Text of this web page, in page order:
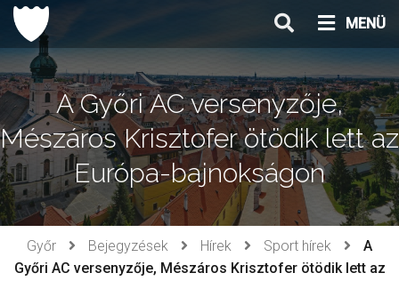
Ugrás
tartalomhoz
MENÜ
A Győri AC versenyzője,
Mészáros Krisztofer ötödik lett az
Európa-bajnokságon
Győr Bejegyzések Hírek Sport hírek
A
Győri AC versenyzője, Mészáros Krisztofer ötödik lett az